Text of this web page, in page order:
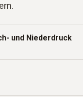
und Niederdruck
Ermittlung von